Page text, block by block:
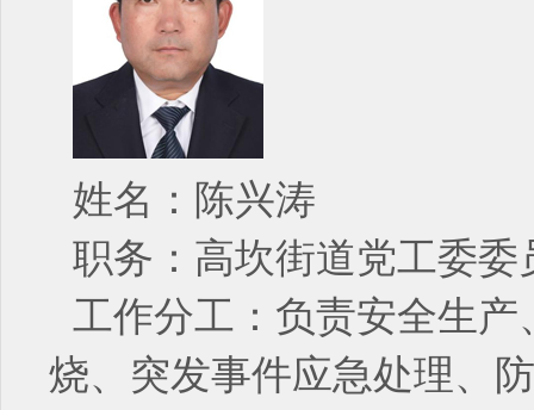
姓名：陈兴涛
职务：高坎街道党工委
工作分工：负责安全生
烧、突发事件应急处理、